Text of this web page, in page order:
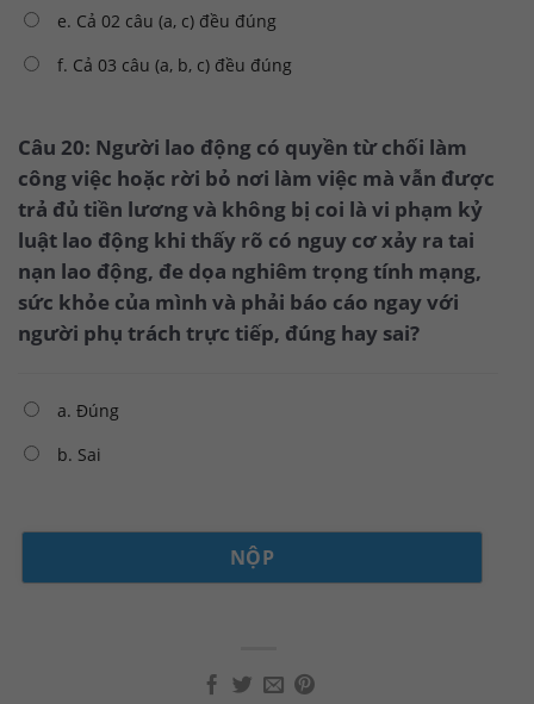
e. Cả 02 câu (a, c) đều đúng
f. Cả 03 câu (a, b, c) đều đúng
Câu 20: Người lao động có quyền từ chối làm
công việc hoặc rời bỏ nơi làm việc mà vẫn được
trả đủ tiền lương và không bị coi là vi phạm kỷ
luật lao động khi thấy rõ có nguy cơ xảy ra tai
nạn lao động, đe dọa nghiêm trọng tính mạng,
sức khỏe của mình và phải báo cáo ngay với
người phụ trách trực tiếp, đúng hay sai?
a. Đúng
b. Sai